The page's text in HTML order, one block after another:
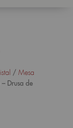
/ Mesa
Drusa de